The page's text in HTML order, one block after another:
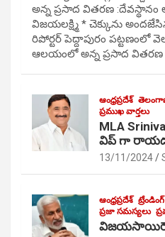
అన్న ప్రసాద వితరణ :దేవస్థానం
విజయలక్ష్మి * చెక్కును
రిపోర్టర్ పెద్దాపురం
ఆలయంలో అన్న ప్రసాద వితరణ
ఆంధ్రప్రదేశ్
ప్రముఖ వార్తలు
MLA
విప్ గా
13/11/2024
ఆంధ్రప్రదేశ్
ప్రజా సమస్యలు